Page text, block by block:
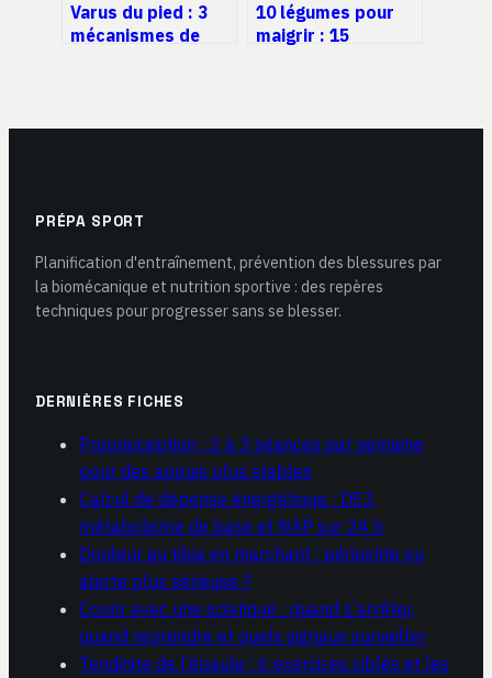
Varus du pied : 3
mécanismes de
10 légumes pour
maigrir : 15
PRÉPA SPORT
Planification d'entraînement, prévention des blessures par
la biomécanique et nutrition sportive : des repères
techniques pour progresser sans se blesser.
DERNIÈRES FICHES
Proprioception : 2 à 3 séances par semaine
pour des appuis plus stables
Calcul de dépense énergétique : DEJ,
métabolisme de base et NAP sur 24 h
Douleur au tibia en marchant : périostite ou
alerte plus sérieuse ?
Courir avec une sciatique : quand s’arrêter,
quand reprendre et quels signaux surveiller
Tendinite de l’épaule : 6 exercices ciblés et les